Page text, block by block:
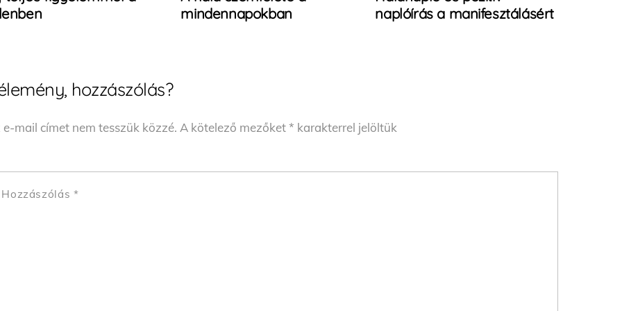
mindennapokban
naplóírás a manifesztálásért
hozzászólás?
e-mail címet nem tesszük közzé. A kötelező mezőket* karakterrel jelöltük
Hozzászólás *